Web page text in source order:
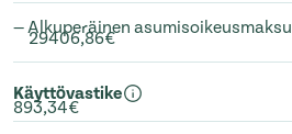
— Alkuperäinen asumisoikeusmaksu
29406,86€
Käyttövastike
893,34€